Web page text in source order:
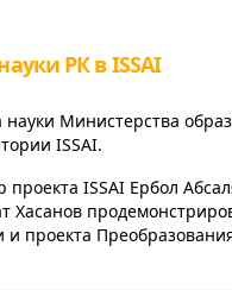
РК в ISSAI
Министерства
ISSAI.
проекта ISSAI Ербол
Хасанов
проекта